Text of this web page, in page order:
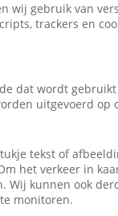
wij gebruik van
trackers en
dat wordt
uitgevoerd
tekst of
het verkeer in
Wij kunnen ook
monitoren.